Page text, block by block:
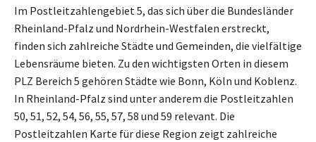
Im Postleitzahlengebiet 5, das sich über die Bundesländer
Rheinland-Pfalz und Nordrhein-Westfalen erstreckt,
finden sich zahlreiche Städte und Gemeinden, die vielfältige
Lebensräume bieten. Zu den wichtigsten Orten in diesem
PLZ Bereich 5 gehören Städte wie Bonn, Köln und Koblenz.
In Rheinland-Pfalz sind unter anderem die Postleitzahlen
50, 51, 52, 54, 56, 55, 57, 58 und 59 relevant. Die
Postleitzahlen Karte für diese Region zeigt zahlreiche